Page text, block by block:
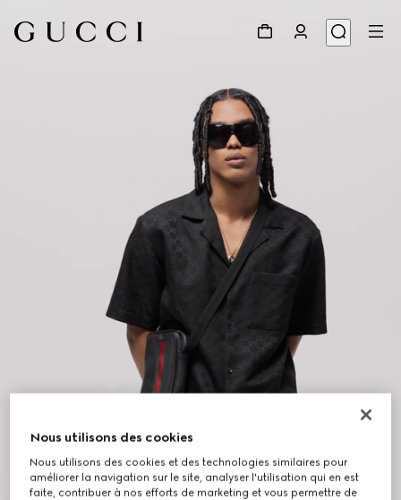
Nous utilisons des cookies
Nous utilisons des cookies et des technologies similaires pour
améliorer la navigation sur le site, analyser l'utilisation qui en est
faite, contribuer à nos efforts de marketing et vous permettre de